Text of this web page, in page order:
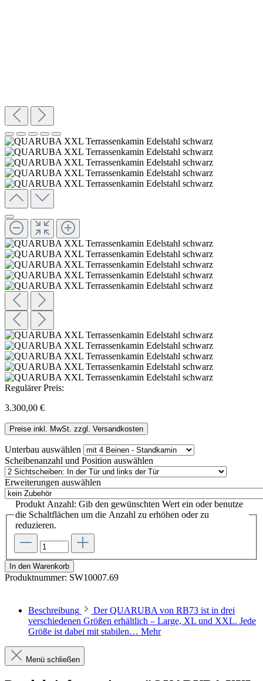
Regulärer Preis:
3.300,00 €
Preise inkl. MwSt. zzgl. Versandkosten
Unterbau auswählen
Scheibenanzahl und Position auswählen
Erweiterungen auswählen
Produkt Anzahl: Gib den gewünschten Wert ein oder benutze
die Schaltflächen um die Anzahl zu erhöhen oder zu
reduzieren.
In den Warenkorb
Produktnummer: SW10007.69
Beschreibung
Der QUARUBA von RB73 ist in drei
verschiedenen Größen erhältlich – Large, XL und XXL. Jede
Größe ist dabei mit stabilen… Mehr
Menü schließen